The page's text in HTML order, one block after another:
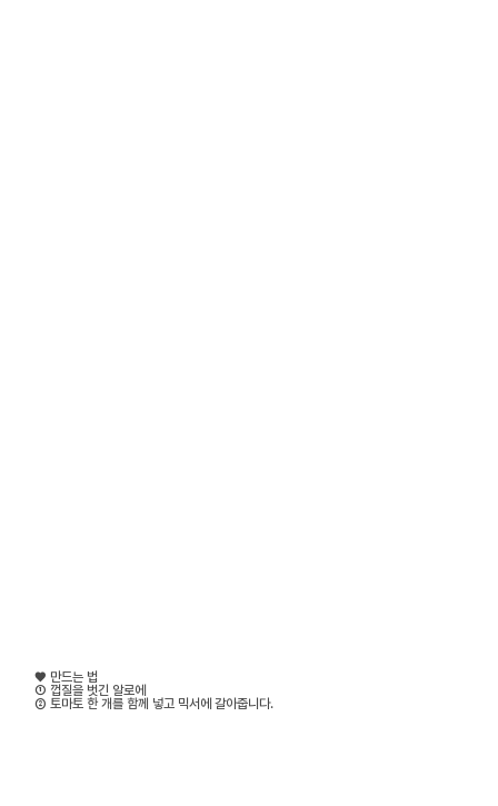
♥ 만드는 법
① 껍질을 벗긴 알로에
② 토마토 한 개를 함께 넣고 믹서에 갈아줍니다.